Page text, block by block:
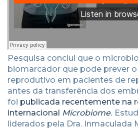
Pesquisa conclui que o
biomarcador que pode prever
reprodutivo em pacientes de
antes da transferência dos
foi publicada recentemente na
internacional Microbiome.
liderados pela Dra. Inmaculada